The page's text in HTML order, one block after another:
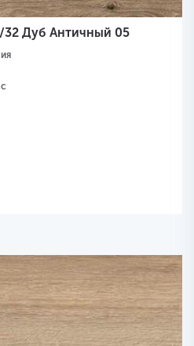
Дуб Античный 05